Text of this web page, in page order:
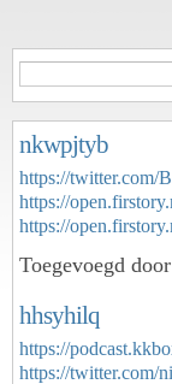
nkwpjtyb
https://twitter.com/
https://
https://
Toegevoegd door
hhsyhilq
https://
https://twitter.com/